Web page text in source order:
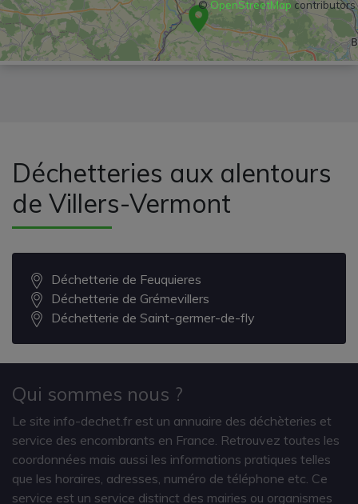
©OpenStreetMap contributors
Déchetteries aux alentours
de Villers-Vermont
Déchetterie de Feuquieres
Déchetterie de Grémevillers
Déchetterie de Saint-germer-de-fly
Qui sommes nous ?
Le site info-dechet.fr est un annuaire des déchèteries et
service des encombrants en France. Retrouvez toutes les
coordonnées mais aussi les informations pratiques telles
que les horaires, adresses, numéro de téléphone etc. Ce
service est un service distinct des mairies ou organismes